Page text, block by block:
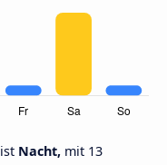
Nacht, mit 13